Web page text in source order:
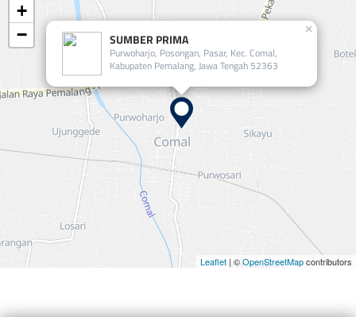
SUMBER PRIMA
Purwoharjo, Posongan, Pasar, Kec. Comal,
Kabupaten Pemalang, Jawa Tengah 52363
×
+
−
Leaflet | ©OpenStreetMapcontributors